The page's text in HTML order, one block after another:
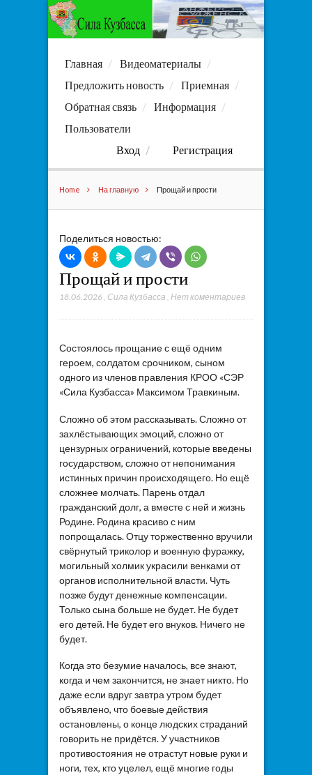
Главная
Видеоматериалы
Предложить новость
Приемная
Обратная связь
Информация
Пользователи
Вход
Регистрация
Home На главную Прощай и прости
Поделиться новостью:
Прощай и прости
18.06.2026 Сила Кузбасса Нет коментариев
Состоялось прощание с ещё одним
героем, солдатом срочником, сыном
одного из членов правления КРОО «СЭР
«Сила Кузбасса» Максимом Травкиным.
Сложно об этом рассказывать. Сложно от
захлёстывающих эмоций, сложно от
цензурных ограничений, которые введены
государством, сложно от непонимания
истинных причин происходящего. Но ещё
сложнее молчать. Парень отдал
гражданский долг, а вместе с ней и жизнь
Родине. Родина красиво с ним
попрощалась. Отцу торжественно вручили
свёрнутый триколор и военную фуражку,
могильный холмик украсили венками от
органов исполнительной власти. Чуть
позже будут денежные компенсации.
Только сына больше не будет. Не будет
его детей. Не будет его внуков. Ничего не
будет.
Когда это безумие началось, все знают,
когда и чем закончится, не знает никто. Но
даже если вдруг завтра утром будет
объявлено, что боевые действия
остановлены, о конце людских страданий
говорить не придётся. У участников
противостояния не отрастут новые руки и
ноги, тех, кто уцелел, ещё многие годы